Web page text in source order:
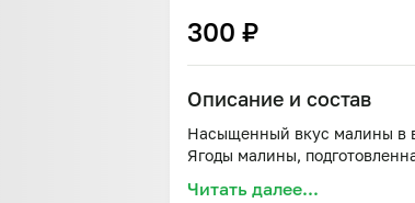
300 ₽
Описание и состав
Насыщенный вкус малины в
Читать далее...